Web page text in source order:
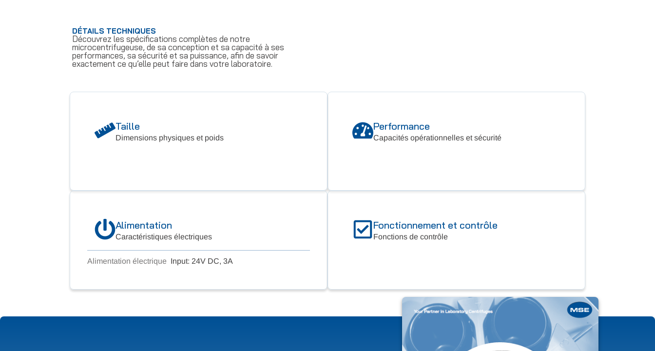
DÉTAILS TECHNIQUES
Découvrez les spécifications complètes de notre
microcentrifugeuse, de sa conception et sa capacité à ses
performances, sa sécurité et sa puissance, afin de savoir
exactement ce qu’elle peut faire dans votre laboratoire.
Performance
Capacités opérationnelles et sécurité
Taille
Dimensions physiques et poids
Alimentation
Caractéristiques électriques
Alimentation électrique Input: 24V DC, 3A
Fonctionnement et contrôle
Fonctions de contrôle